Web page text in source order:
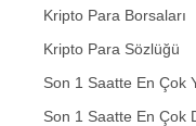
Kripto Para Borsaları
Kripto Para Sözlüğü
Son 1 Saatte En Çok
Son 1 Saatte En Çok